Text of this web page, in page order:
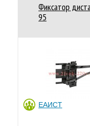
Фиксатор
95
ЕАИСТ